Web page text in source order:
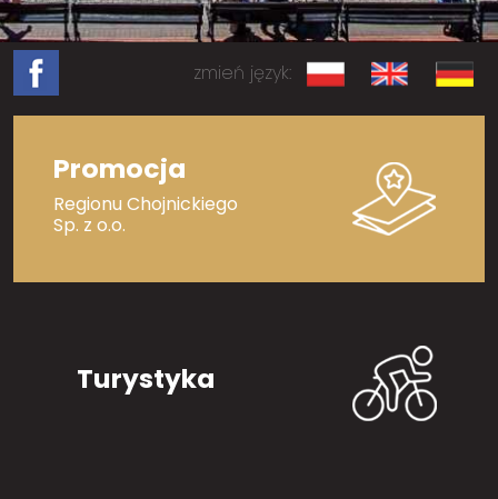
zmień język:
Promocja
Regionu Chojnickiego
Sp. z o.o.
Turystyka